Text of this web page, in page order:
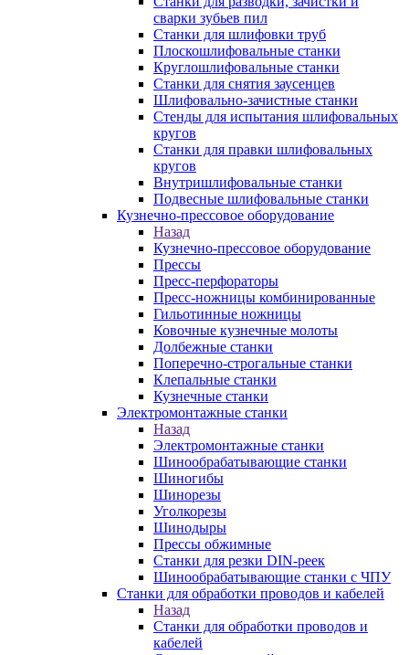
сварки зубьев пил
Станки для шлифовки труб
Плоскошлифовальные станки
Круглошлифовальные станки
Станки для снятия заусенцев
Шлифовально-зачистные станки
Стенды для испытания шлифовальных
кругов
Станки для правки шлифовальных
кругов
Внутришлифовальные станки
Подвесные шлифовальные станки
Кузнечно-прессовое оборудование
Назад
Кузнечно-прессовое оборудование
Прессы
Пресс-перфораторы
Пресс-ножницы комбинированные
Гильотинные ножницы
Ковочные кузнечные молоты
Долбежные станки
Поперечно-строгальные станки
Клепальные станки
Кузнечные станки
Электромонтажные станки
Назад
Электромонтажные станки
Шинообрабатывающие станки
Шиногибы
Шинорезы
Уголкорезы
Шинодыры
Прессы обжимные
Станки для резки DIN-реек
Шинообрабатывающие станки с ЧПУ
Станки для обработки проводов и кабелей
Назад
Станки для обработки проводов и
кабелей